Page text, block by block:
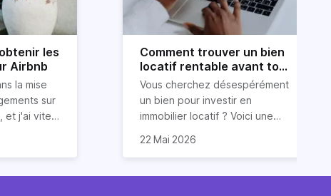
les
Airbnb
la mise
sur
et j'ai vite
vos
Comment trouver un bien
locatif rentable avant tout
le monde ?
Vous cherchez désespérément
un bien pour investir en
immobilier locatif ? Voici une
monde. Et cerise sur le gâteau :
22 Mai 2026